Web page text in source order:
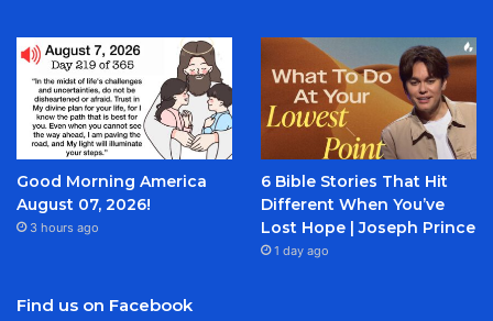
Good Morning America
August 07, 2026!
3 hours ago
6 Bible Stories That Hit
Different When You’ve
Lost Hope | Joseph Prince
1 day ago
Find us on Facebook